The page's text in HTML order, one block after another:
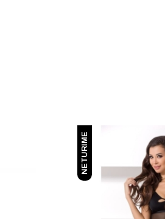
NETURIME